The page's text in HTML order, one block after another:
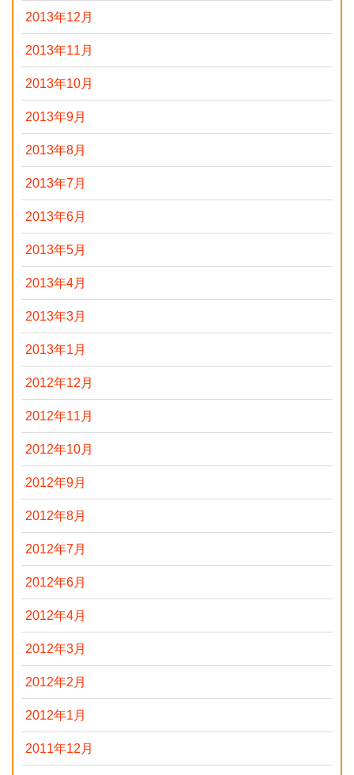
2013年12月
2013年11月
2013年10月
2013年9月
2013年8月
2013年7月
2013年6月
2013年5月
2013年4月
2013年3月
2013年1月
2012年12月
2012年11月
2012年10月
2012年9月
2012年8月
2012年7月
2012年6月
2012年4月
2012年3月
2012年2月
2012年1月
2011年12月